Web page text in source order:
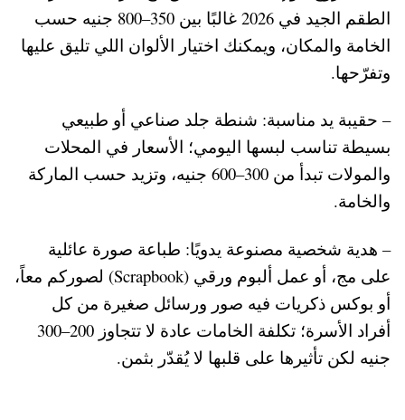
الطقم الجيد في 2026 غالبًا بين 350–800 جنيه حسب
الخامة والمكان، ويمكنك اختيار الألوان اللي تليق عليها
وتفرّحها.
– حقيبة يد مناسبة: شنطة جلد صناعي أو طبيعي
بسيطة تناسب لبسها اليومي؛ الأسعار في المحلات
والمولات تبدأ من 300–600 جنيه، وتزيد حسب الماركة
والخامة.
– هدية شخصية مصنوعة يدويًا: طباعة صورة عائلية
على مج، أو عمل ألبوم ورقي (Scrapbook) لصوركم معاً،
أو بوكس ذكريات فيه صور ورسائل صغيرة من كل
أفراد الأسرة؛ تكلفة الخامات عادة لا تتجاوز 200–300
جنيه لكن تأثيرها على قلبها لا يُقدّر بثمن.